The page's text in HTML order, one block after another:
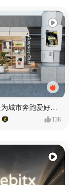
微光跑者 | 一处为城市奔跑爱好者打造的复合空间
138